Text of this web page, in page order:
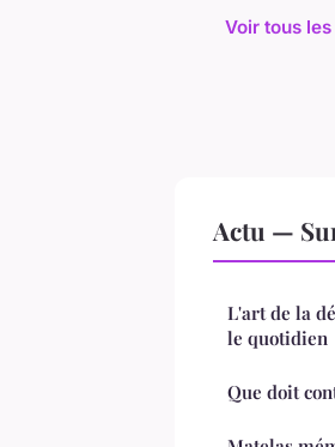
Voir tous
Actu —
L'art de la
le quotidien
Que doit